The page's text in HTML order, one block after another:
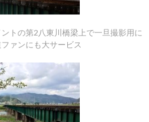
トの第2八東川橋梁上で一旦撮影用に
ァンにも大サービス